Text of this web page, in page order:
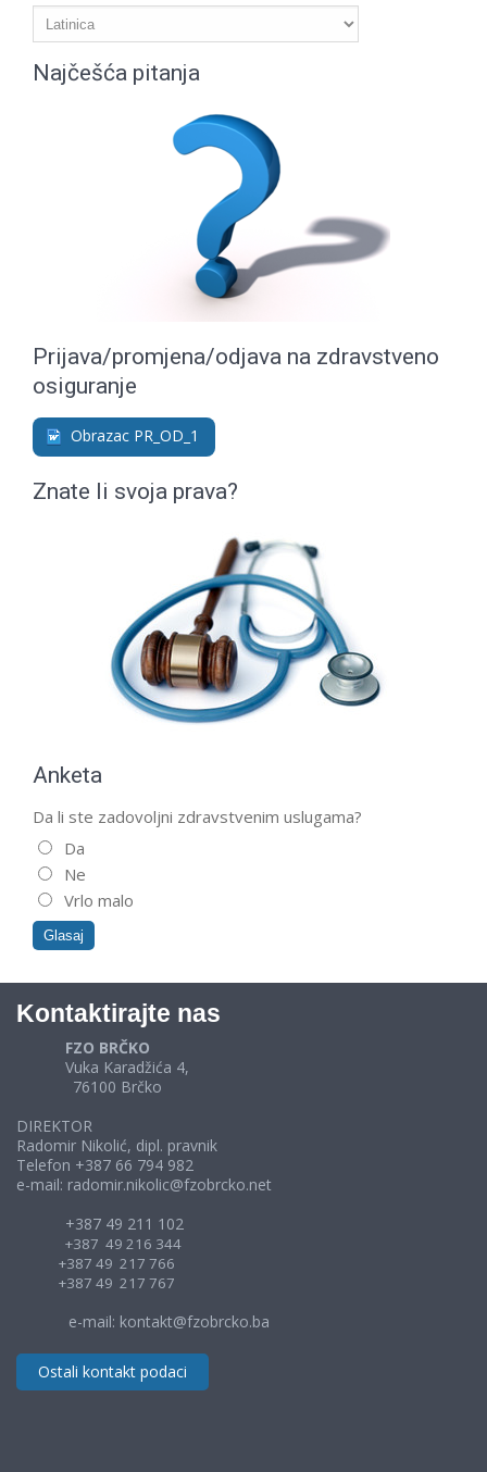
Najčešća pitanja
Prijava/promjena/odjava na zdravstveno
osiguranje
Obrazac PR_OD_1
Znate li svoja prava?
Anketa
Da li ste zadovoljni zdravstvenim uslugama?
Da
Ne
Vrlo malo
Kontaktirajte nas
FZO BRČKO
Vuka Karadžića 4,
76100 Brčko
DIREKTOR
Radomir Nikolić, dipl. pravnik
Telefon +387 66 794 982
e-mail: radomir.nikolic@fzobrcko.net
+387 49 211 102
+387 49 216 344
+387 49 217 766
+387 49 217 767
e-mail: kontakt@fzobrcko.ba
Ostali kontakt podaci